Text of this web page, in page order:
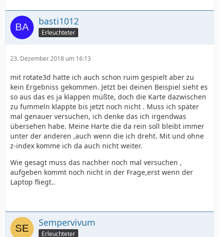
basti1012
Erleuchteter
23. Dezember 2018 um 16:13
mit rotate3d hatte ich auch schon ruim gespielt aber zu
kein Ergebniss gekommen. Jetzt bei deinen Beispiel sieht es
so aus das es ja klappen müßte, doch die Karte dazwischen
zu fummeln klappte bis jetzt noch nicht . Muss ich später
mal genauer versuchen, ich denke das ich irgendwas
übersehen habe. Meine Harte die da rein soll bleibt immer
unter der anderen ,auch wenn die ich dreht. Mit und ohne
z-index komme ich da auch nicht weiter.
Wie gesagt muss das nachher noch mal versuchen ,
aufgeben kommt noch nicht in der Frage,erst wenn der
Laptop fliegt..
Sempervivum
Erleuchteter